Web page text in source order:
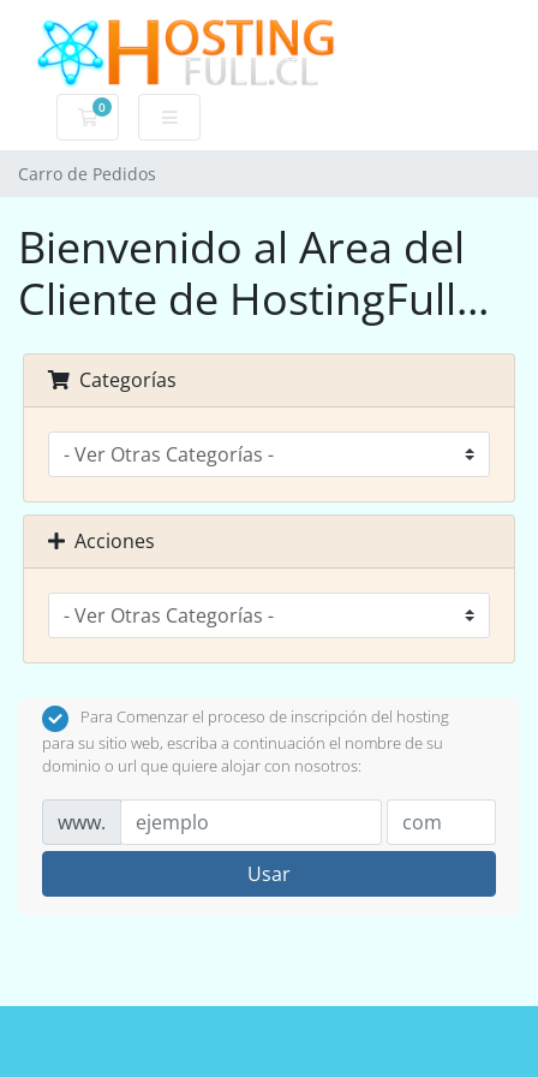
0
Carro de Pedidos
Carro de Pedidos
Bienvenido al Area del
Cliente de HostingFull...
Categorías
Acciones
Para Comenzar el proceso de inscripción del hosting
para su sitio web, escriba a continuación el nombre de su
dominio o url que quiere alojar con nosotros:
www.
Usar